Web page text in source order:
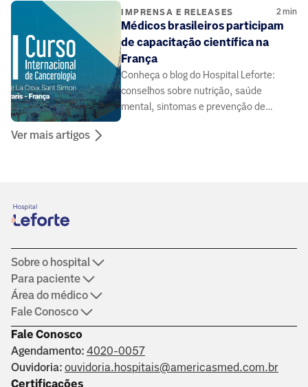
IMPRENSA E RELEASES 2min
Médicos brasileiros participam
de capacitação científica na
França
Conheça o blog do Hospital Leforte:
conselhos sobre nutrição, saúde
mental, sintomas e prevenção de
Ver mais artigos
Fale Conosco
Agendamento: 4020-0057
Ouvidoria: ouvidoria.hospitais@americasmed.com.br
Certificações
Sobre o hospital
Para paciente
Área do médico
Fale Conosco